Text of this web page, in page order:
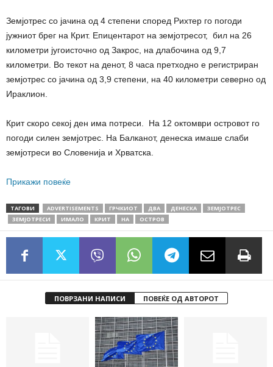
Земјотрес со јачина од 4 степени според Рихтер го погоди
јужниот брег на Крит. Епицентарот на земјотресот, бил на 26
километри југоисточно од Закрос, на длабочина од 9,7
километри. Во текот на денот, 8 часа претходно е регистриран
земјотрес со јачина од 3,9 степени, на 40 километри северно од
Ираклион.
Крит скоро секој ден има потреси. На 12 октомври островот го
погоди силен земјотрес. На Балканот, денеска имаше слаби
земјотреси во Словенија и Хрватска.
Прикажи повеќе
ТАГОВИ ADVERTISEMENTS ГРЧКИОТ ДВА ДЕНЕСКА
ЗЕМЈОТРЕС
ЗЕМЈОТРЕСИ
ИМАЛО КРИТ НА ОСТРОВ
ПОВРЗАНИ НАПИСИ ПОВЕЌЕ ОД АВТОРОТ